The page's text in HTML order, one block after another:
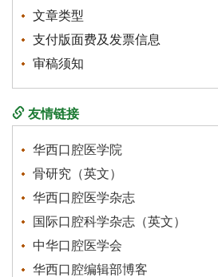
文章类型
支付版面费及发票信息
审稿须知
友情链接
华西口腔医学院
骨研究（英文）
华西口腔医学杂志
国际口腔科学杂志（英文）
中华口腔医学会
华西口腔编辑部博客